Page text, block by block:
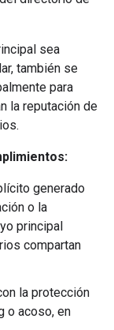
sea
también se
para
la reputación de
generado
o la
principal
compartan
la protección
o acoso, en